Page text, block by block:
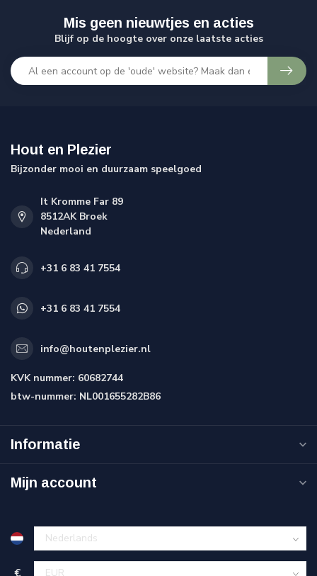
Mis geen nieuwtjes en acties
Blijf op de hoogte over onze laatste acties
Hout en Plezier
Bijzonder mooi en duurzaam speelgoed
It Kromme Far 89
8512AK Broek
Nederland
+31 6 83 41 7554
+31 6 83 41 7554
info@houtenplezier.nl
KVK nummer: 60682744
btw-nummer: NL001655282B86
Informatie
Mijn account